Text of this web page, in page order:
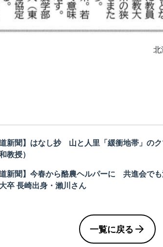
北
道新聞】はなし抄 山と人里「緩衝地帯」の
教授）
道新聞】今春から酪農ヘルパーに 共進会で
卒 長崎出身・瀨川さん
一覧に戻る